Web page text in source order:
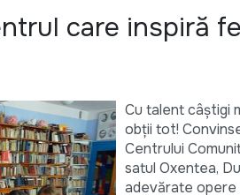
care inspiră
Cu talent câștigi
obții tot!
Centrului
satul Oxentea,
adevărate opere